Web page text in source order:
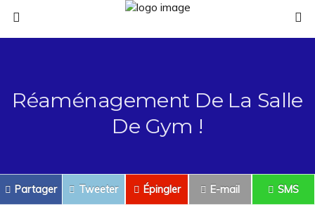
Réaménagement De La Salle
De Gym !
Partager Tweeter Épingler E-mail SMS